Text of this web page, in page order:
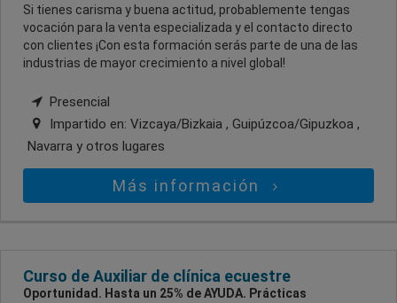
Si tienes carisma y buena actitud, probablemente tengas
vocación para la venta especializada y el contacto directo
con clientes ¡Con esta formación serás parte de una de las
industrias de mayor crecimiento a nivel global!
Presencial
Impartido en: Vizcaya/Bizkaia , Guipúzcoa/Gipuzkoa ,
Navarra y otros lugares
Más información
Curso de Auxiliar de clínica ecuestre
Oportunidad. Hasta un 25% de AYUDA. Prácticas